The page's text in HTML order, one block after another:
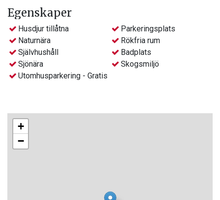
Egenskaper
Husdjur tillåtna
Parkeringsplats
Naturnära
Rökfria rum
Självhushåll
Badplats
Sjönära
Skogsmiljö
Utomhusparkering - Gratis
+
−